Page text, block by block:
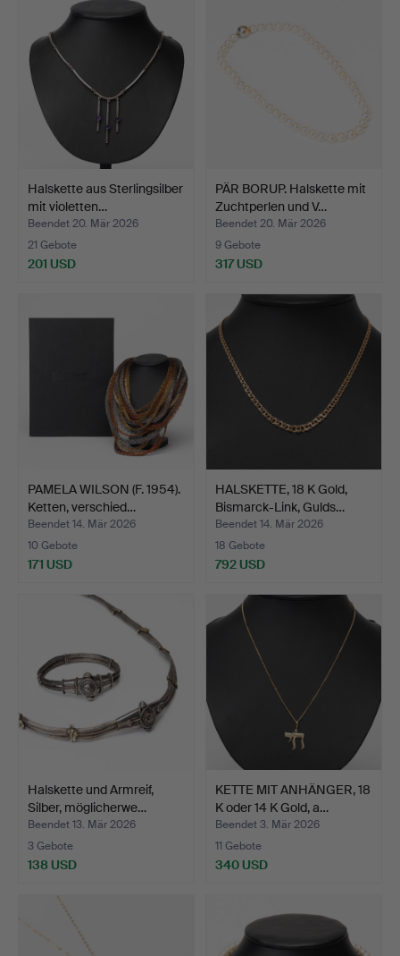
Halskette aus Sterlingsilber
mit violetten…
Beendet 20. Mär 2026
21 Gebote
201 USD
PÄR BORUP. Halskette mit
Zuchtperlen und V…
Beendet 20. Mär 2026
9 Gebote
317 USD
PAMELA WILSON (F. 1954).
Ketten, verschied…
Beendet 14. Mär 2026
10 Gebote
171 USD
HALSKETTE, 18 K Gold,
Bismarck-Link, Gulds…
Beendet 14. Mär 2026
18 Gebote
792 USD
Halskette und Armreif,
Silber, möglicherwe…
Beendet 13. Mär 2026
3 Gebote
138 USD
KETTE MIT ANHÄNGER, 18
K oder 14 K Gold, a…
Beendet 3. Mär 2026
11 Gebote
340 USD